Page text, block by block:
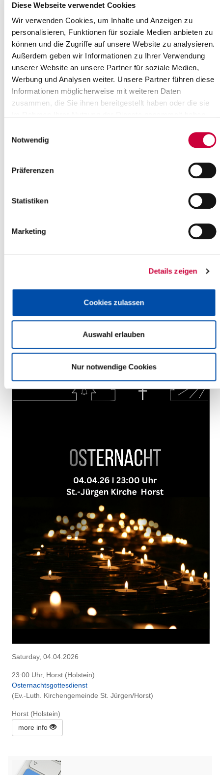
Diese Webseite verwendet Cookies
Wir verwenden Cookies, um Inhalte und Anzeigen zu
personalisieren, Funktionen für soziale Medien anbieten zu
können und die Zugriffe auf unsere Website zu analysieren.
Außerdem geben wir Informationen zu Ihrer Verwendung
unserer Website an unsere Partner für soziale Medien,
Werbung und Analysen weiter. Unsere Partner führen diese
Informationen möglicherweise mit weiteren Daten
zusammen, die Sie ihnen bereitgestellt haben oder die sie
Notwendig
Präferenzen
Statistiken
Marketing
Details zeigen
Cookies zulassen
Auswahl erlauben
Nur notwendige Cookies
Saturday, 04.04.2026
more info
Gottesdienst in der Osternacht mit Konfirmandentaufen
(Ev.-Luth. Innenstadtgemeinde Itzehoe)
Itzehoe
Saturday, 04.04.2026
23:00 Uhr, Horst (Holstein)
Osternachtsgottesdienst
(Ev.-Luth. Kirchengemeinde St. Jürgen/Horst)
Horst (Holstein)
more info